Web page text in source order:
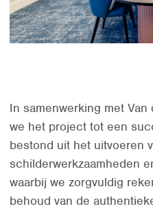
In samenwerking met
we het project tot een
bestond uit het uitvoeren
schilderwerkzaamheden
waarbij we zorgvuldig
behoud van de